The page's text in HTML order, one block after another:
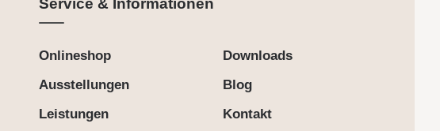
Service & Informationen
Onlineshop
Ausstellungen
Leistungen
Downloads
Blog
Kontakt